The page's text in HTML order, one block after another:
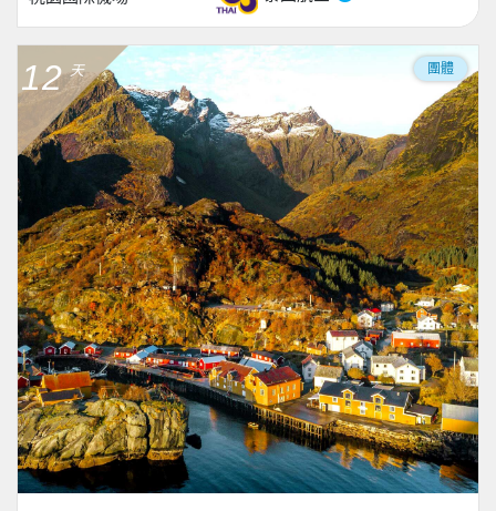
12 天 團體